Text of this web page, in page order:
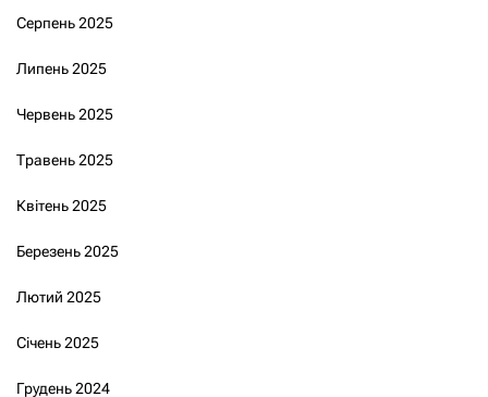
Серпень 2025
Липень 2025
Червень 2025
Травень 2025
Квітень 2025
Березень 2025
Лютий 2025
Січень 2025
Грудень 2024